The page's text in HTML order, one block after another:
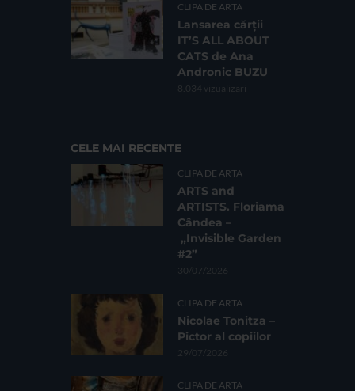
CLIPA DE ARTA
Lansarea cărții
IT’S ALL ABOUT
CATS de Ana
Andronic BUZU
8.034 vizualizari
CELE MAI RECENTE
CLIPA DE ARTA
ARTS and
ARTISTS. Floriama
Cândea –
„Invisible Garden
#2”
30/07/2026
CLIPA DE ARTA
Nicolae Tonitza –
Pictor al copiilor
29/07/2026
CLIPA DE ARTA